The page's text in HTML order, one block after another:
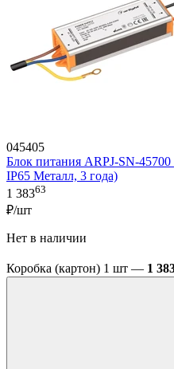
045405
Блок питания ARPJ-SN-
IP65 Металл, 3 года)
1 38363
₽/шт
Нет в наличии
Коробка (картон) 1 шт — 1